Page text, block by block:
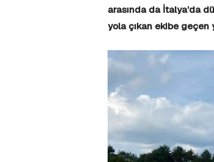
arasında da İtalya’da
yola çıkan ekibe geçen